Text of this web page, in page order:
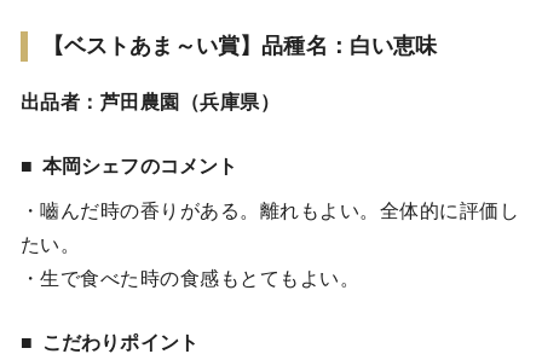
【ベストあま～い賞】品種名：白い恵味
出品者：芦田農園（兵庫県）
本岡シェフのコメント
・嚙んだ時の香りがある。離れもよい。全体的に評価し
たい。
・生で食べた時の食感もとてもよい。
こだわりポイント